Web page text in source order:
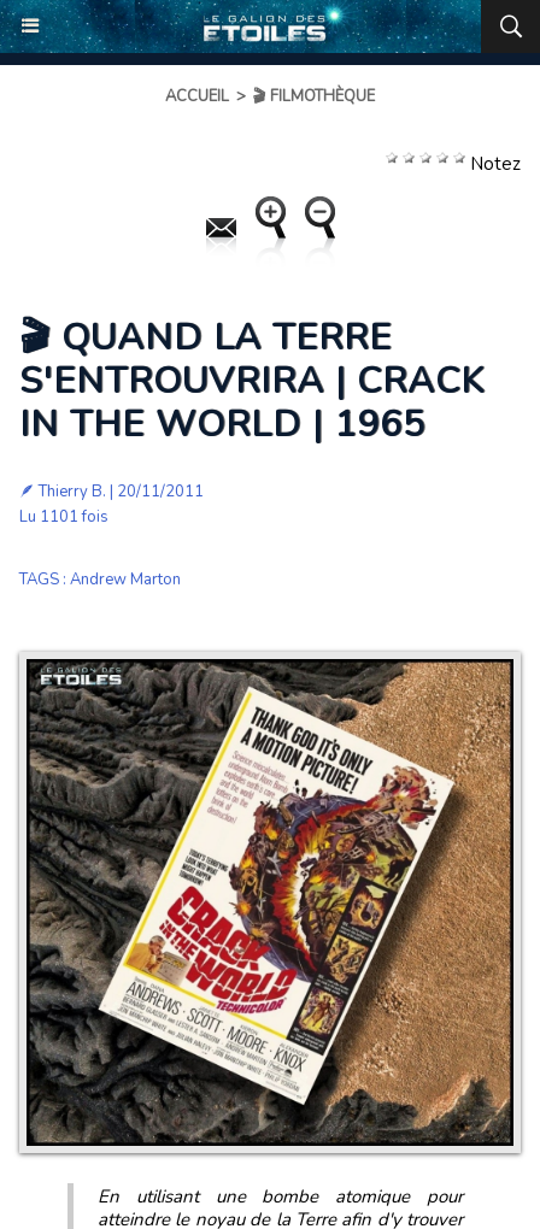
ACCUEIL > 🎬 FILMOTHÈQUE
Notez
🎬 QUAND LA TERRE
S'ENTROUVRIRA | CRACK
IN THE WORLD | 1965
🪶Thierry B. | 20/11/2011
Lu 1101 fois
TAGS : Andrew Marton
En utilisant une bombe atomique pour
atteindre le noyau de la Terre afin d'y trouver